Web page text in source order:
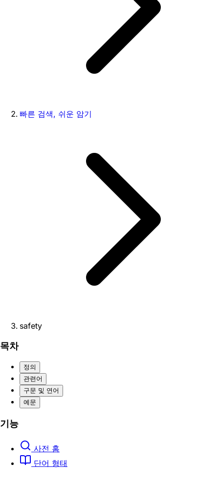
빠른 검색, 쉬운 암기
safety
목차
정의
관련어
구문 및 연어
예문
기능
사전 홈
단어 형태